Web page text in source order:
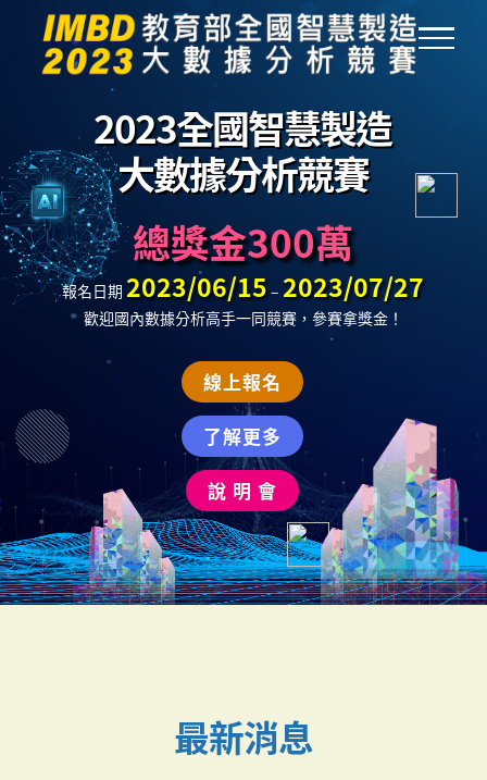
總獎金300萬
2023/06/15 2023/07/27
最新消息